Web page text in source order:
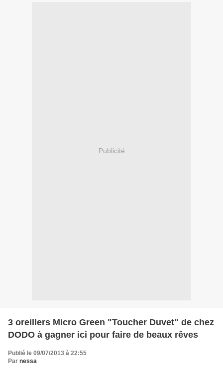
Publicité
3 oreillers Micro Green "Toucher Duvet" de chez
DODO à gagner ici pour faire de beaux rêves
Publié le 09/07/2013 à 22:55
Par nessa